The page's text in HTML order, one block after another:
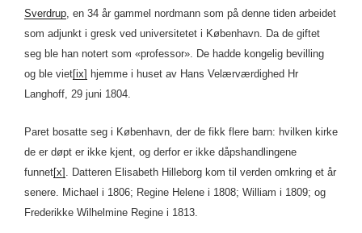
Sverdrup , en 34 år gammel nordmann som på denne tiden arbeidet
som adjunkt i gresk ved universitetet i København. Da de giftet
seg ble han notert som «professor». De hadde kongelig bevilling
og ble viet[ix] hjemme i huset av Hans Velærværdighed Hr
Langhoff, 29 juni 1804.
Paret bosatte seg i København, der de fikk flere barn: hvilken kirke
de er døpt er ikke kjent, og derfor er ikke dåpshandlingene
funnet[x] . Datteren Elisabeth Hilleborg kom til verden omkring et år
senere. Michael i 1806; Regine Helene i 1808; William i 1809; og
Frederikke Wilhelmine Regine i 1813.